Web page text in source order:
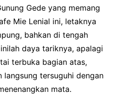
Gede yang memang
Mie Lenial ini, letaknya
bahkan di tengah
daya tariknya, apalagi
terbuka bagian atas,
langsung tersuguhi dengan
mata.